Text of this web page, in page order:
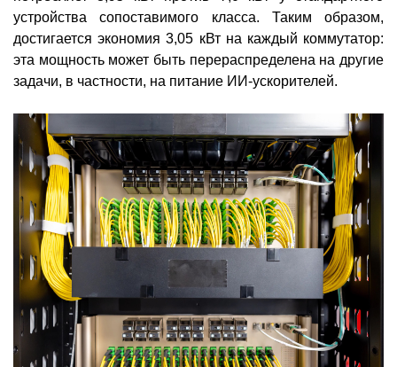
устройства сопоставимого класса. Таким образом,
достигается экономия 3,05 кВт на каждый коммутатор:
эта мощность может быть перераспределена на другие
задачи, в частности, на питание ИИ-ускорителей.